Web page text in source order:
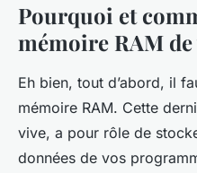
Pourquoi et
mémoire RAM
Eh bien, tout d’abord, il
mémoire RAM. Cette
vive, a pour rôle de
données de vos